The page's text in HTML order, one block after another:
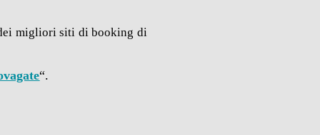
migliori siti di booking di
“.